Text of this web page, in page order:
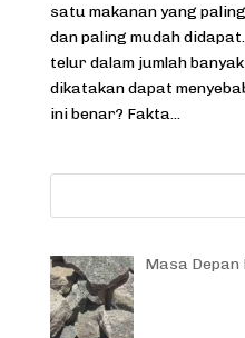
satu makanan yang
dan paling mudah
telur dalam jumlah
dikatakan dapat
ini benar? Fakta...
Masa